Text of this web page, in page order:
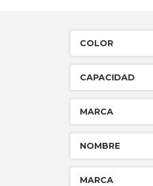
COLOR
CAPACIDAD
MARCA
NOMBRE
MARCA